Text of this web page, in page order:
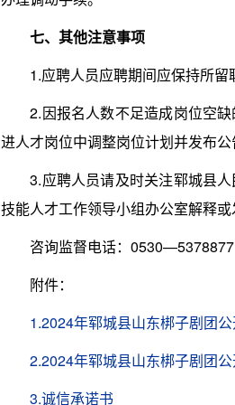
七、其他注意事项
1.应聘人员应聘期间应保持所留
2.因报名人数不足造成岗位空缺
进人才岗位中调整岗位计划并发布公
3.应聘人员请及时关注郓城县人
技能人才工作领导小组办公室解释或
咨询监督电话：0530—5378877
附件：
1.2024年郓城县山东梆子剧团
2.2024年郓城县山东梆子剧团
3.诚信承诺书